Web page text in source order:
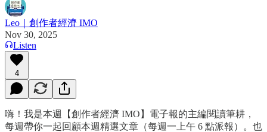
Leo｜創作者經濟 IMO
Nov 30, 2025
Listen
4
嗨！我是本週【創作者經濟 IMO】電子報的主編閱讀筆耕，
每週帶你一起回顧本週精選文章（每週一上午 6 點派報）。也